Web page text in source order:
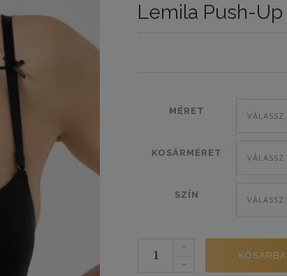
Lemila Push-
MÉRET VÁLASSZ
KOSÁRMÉRET VÁLASSZ
SZÍN VÁLASSZ